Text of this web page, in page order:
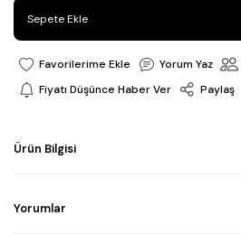
Sepete Ekle
Yorum Yaz
Fiyatı Düşünce Haber Ver
Paylaş
Ürün Bilgisi
Yorumlar